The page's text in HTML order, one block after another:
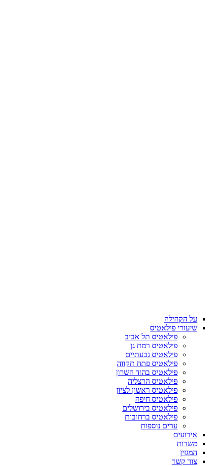
על הקהילה
שיעורי פילאטיס
פילאטיס תל אביב
פילאטיס רמת גן
פילאטיס גבעתיים
פילאטיס פתח תקווה
פילאטיס בהוד השרון
פילאטיס הרצליה
פילאטיס ראשון לציון
פילאטיס חיפה
פילאטיס בירושלים
פילאטיס ברחובות
ערים נוספות
אירועים
משרות
המגזין
צור קשר